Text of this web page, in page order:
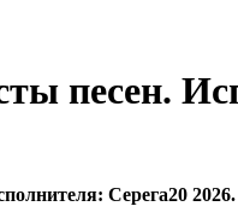
песен.
Серега20